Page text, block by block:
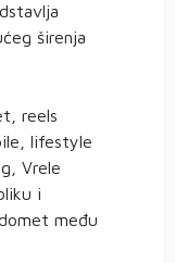
širenja
reels
lifestyle
Vrele
i
među